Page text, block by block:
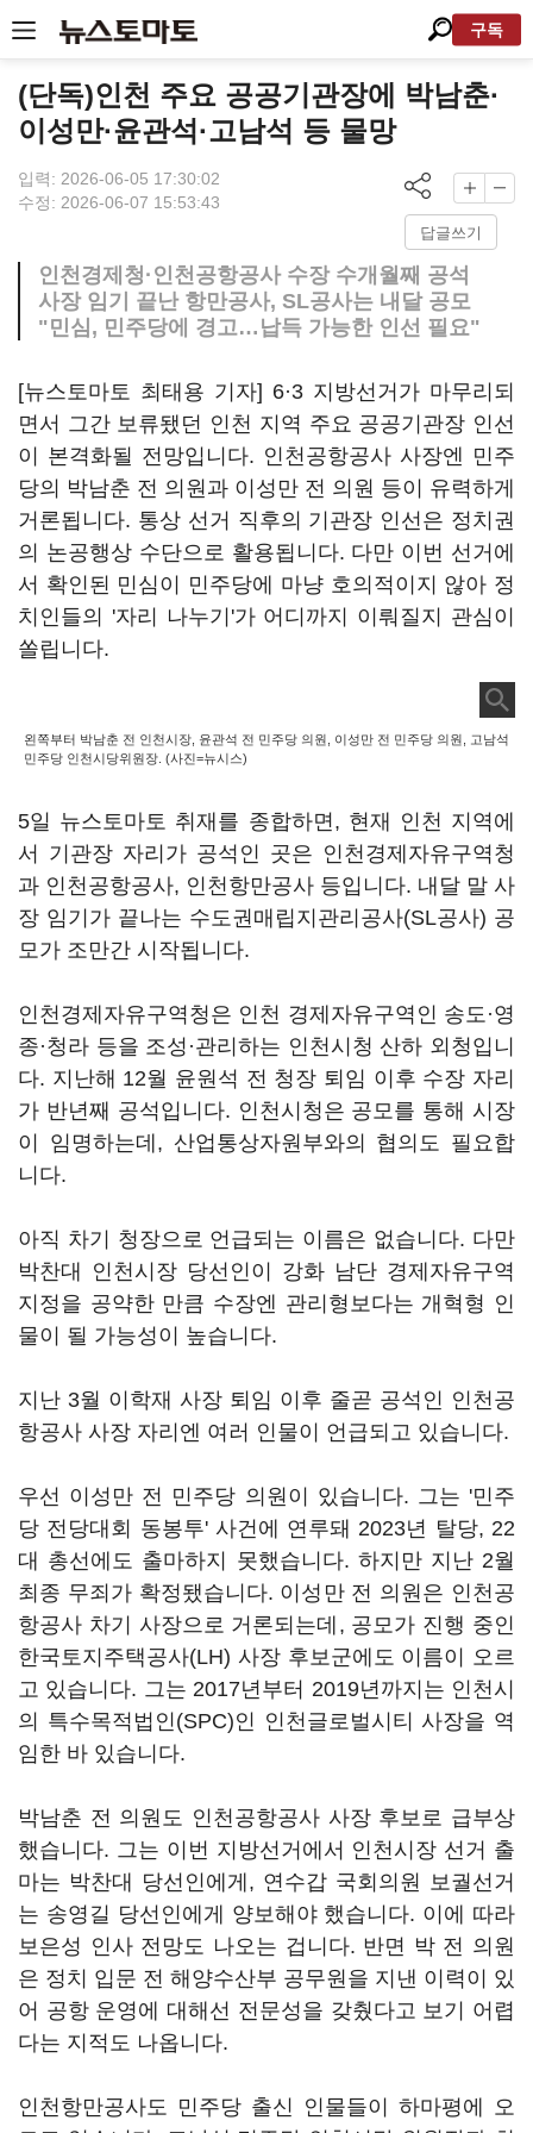
구독
(단독)인천 주요 공공기관장에 박남춘·
이성만·윤관석·고남석 등 물망
입력: 2026-06-05 17:30:02
수정: 2026-06-07 15:53:43
답글쓰기
인천경제청·인천공항공사 수장 수개월째 공석
사장 임기 끝난 항만공사, SL공사는 내달 공모
"민심, 민주당에 경고…납득 가능한 인선 필요"
[뉴스토마토 최태용 기자] 6·3 지방선거가 마무리되
면서 그간 보류됐던 인천 지역 주요 공공기관장 인선
이 본격화될 전망입니다. 인천공항공사 사장엔 민주
당의 박남춘 전 의원과 이성만 전 의원 등이 유력하게
거론됩니다. 통상 선거 직후의 기관장 인선은 정치권
의 논공행상 수단으로 활용됩니다. 다만 이번 선거에
서 확인된 민심이 민주당에 마냥 호의적이지 않아 정
치인들의 '자리 나누기'가 어디까지 이뤄질지 관심이
쏠립니다.
왼쪽부터 박남춘 전 인천시장, 윤관석 전 민주당 의원, 이성만 전 민주당 의원, 고남석
민주당 인천시당위원장. (사진=뉴시스)
5일 뉴스토마토 취재를 종합하면, 현재 인천 지역에
서 기관장 자리가 공석인 곳은 인천경제자유구역청
과 인천공항공사, 인천항만공사 등입니다. 내달 말 사
장 임기가 끝나는 수도권매립지관리공사(SL공사) 공
모가 조만간 시작됩니다.
인천경제자유구역청은 인천 경제자유구역인 송도·영
종·청라 등을 조성·관리하는 인천시청 산하 외청입니
다. 지난해 12월 윤원석 전 청장 퇴임 이후 수장 자리
가 반년째 공석입니다. 인천시청은 공모를 통해 시장
이 임명하는데, 산업통상자원부와의 협의도 필요합
니다.
아직 차기 청장으로 언급되는 이름은 없습니다. 다만
박찬대 인천시장 당선인이 강화 남단 경제자유구역
지정을 공약한 만큼 수장엔 관리형보다는 개혁형 인
물이 될 가능성이 높습니다.
지난 3월 이학재 사장 퇴임 이후 줄곧 공석인 인천공
항공사 사장 자리엔 여러 인물이 언급되고 있습니다.
우선 이성만 전 민주당 의원이 있습니다. 그는 '민주
당 전당대회 동봉투' 사건에 연루돼 2023년 탈당, 22
대 총선에도 출마하지 못했습니다. 하지만 지난 2월
최종 무죄가 확정됐습니다. 이성만 전 의원은 인천공
항공사 차기 사장으로 거론되는데, 공모가 진행 중인
한국토지주택공사(LH) 사장 후보군에도 이름이 오르
고 있습니다. 그는 2017년부터 2019년까지는 인천시
의 특수목적법인(SPC)인 인천글로벌시티 사장을 역
임한 바 있습니다.
박남춘 전 의원도 인천공항공사 사장 후보로 급부상
했습니다. 그는 이번 지방선거에서 인천시장 선거 출
마는 박찬대 당선인에게, 연수갑 국회의원 보궐선거
는 송영길 당선인에게 양보해야 했습니다. 이에 따라
보은성 인사 전망도 나오는 겁니다. 반면 박 전 의원
은 정치 입문 전 해양수산부 공무원을 지낸 이력이 있
어 공항 운영에 대해선 전문성을 갖췄다고 보기 어렵
다는 지적도 나옵니다.
인천항만공사도 민주당 출신 인물들이 하마평에 오